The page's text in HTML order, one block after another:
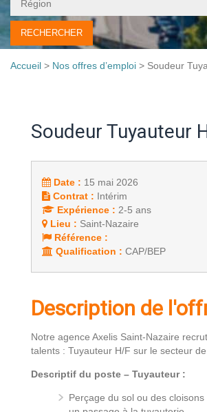
Accueil > Nos offres d’emploi > Soudeur
Soudeur Tuyauteur
Date : 15 mai 2026
Contrat : Intérim
Expérience : 2-5 ans
Lieu : Saint-Nazaire
Référence :
Qualification : CAP/BEP
Description de
Notre agence Axelis Saint-Nazaire
talents : Tuyauteur H/F sur le secteur
Descriptif du poste – Tuyauteur :
Perçage du sol ou des